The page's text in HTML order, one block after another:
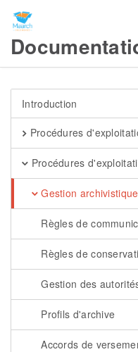
Introduction
Procédures
Procédures
Gestion archivistique
Règles de
Règles de
Gestion des
Profils d'archive
Accords de